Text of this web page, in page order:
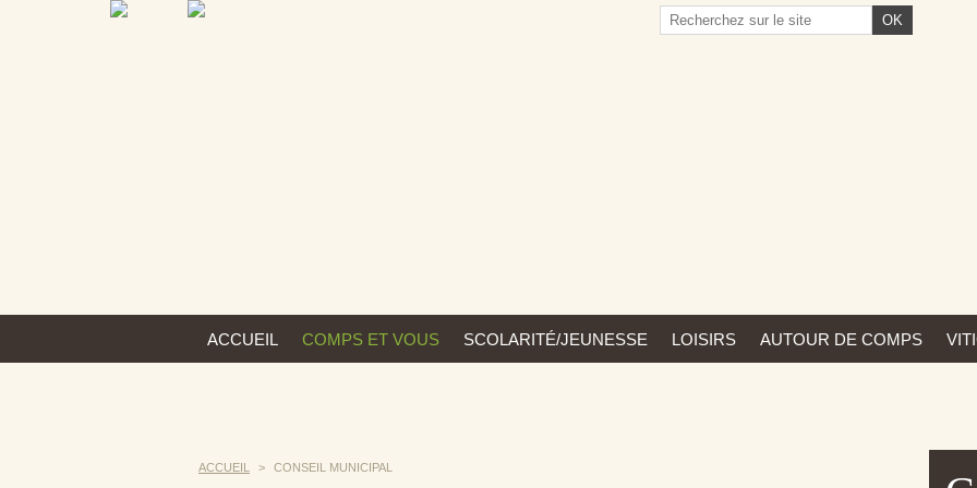
ACCUEIL COMPS ET VOUS SCOLARITÉ/JEUNESSE LOISIRS AUTOUR DE COMPS
ACCUEIL > CONSEIL MUNICIPAL